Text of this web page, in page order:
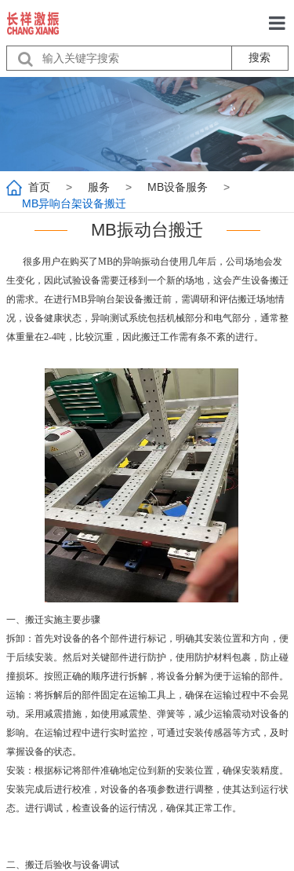
关于
产品
服务
搜索
首页 > 服务 > MB设备服务
>
MB异响台架设备搬迁
MB振动台搬迁
很多用户在购买了MB的异响振动台使用几年后，公司场地会发
生变化，因此试验设备需要迁移到一个新的场地，这会产生设备搬迁
的需求。在进行MB异响台架设备搬迁前，需调研和评估搬迁场地情
况，设备健康状态，异响测试系统包括机械部分和电气部分，通常整
体重量在2-4吨，比较沉重，因此搬迁工作需有条不紊的进行。
一、搬迁实施主要步骤
拆卸：首先对设备的各个部件进行标记，明确其安装位置和方向，便
于后续安装。然后对关键部件进行防护，使用防护材料包裹，防止碰
撞损坏。按照正确的顺序进行拆解，将设备分解为便于运输的部件。
运输：将拆解后的部件固定在运输工具上，确保在运输过程中不会晃
动。采用减震措施，如使用减震垫、弹簧等，减少运输震动对设备的
影响。在运输过程中进行实时监控，可通过安装传感器等方式，及时
掌握设备的状态。
安装：根据标记将部件准确地定位到新的安装位置，确保安装精度。
安装完成后进行校准，对设备的各项参数进行调整，使其达到运行状
态。进行调试，检查设备的运行情况，确保其正常工作。
二、搬迁后验收与设备调试